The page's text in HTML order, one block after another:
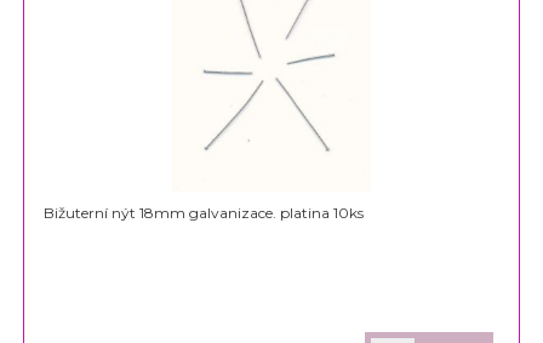
Bižuterní nýt 18mm galvanizace. platina 10ks